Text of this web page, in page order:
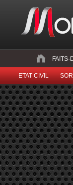
FAITS-
ETAT CIVIL